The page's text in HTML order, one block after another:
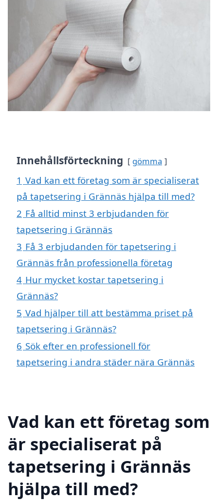
Innehållsförteckning gömma
1 Vad kan ett företag som är specialiserat
på tapetsering i Grännäs hjälpa till med?
2 Få alltid minst 3 erbjudanden för
tapetsering i Grännäs
3 Få 3 erbjudanden för tapetsering i
Grännäs från professionella företag
4 Hur mycket kostar tapetsering i
Grännäs?
5 Vad hjälper till att bestämma priset på
tapetsering i Grännäs?
6 Sök efter en professionell för
tapetsering i andra städer nära Grännäs
Vad kan ett företag som
är specialiserat på
tapetsering i Grännäs
hjälpa till med?